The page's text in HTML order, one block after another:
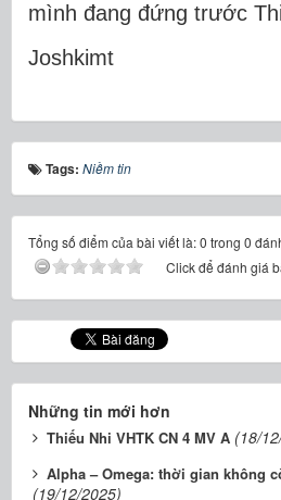
mình đang đứng trước
Joshkimt
Tags: Niềm tin
Tổng số điểm của bài viết là: 0 trong 0
Click để đánh giá
Những tin mới hơn
Thiếu Nhi VHTK CN 4 MV A (18/
Alpha – Omega: thời gian không
(19/12/2025)